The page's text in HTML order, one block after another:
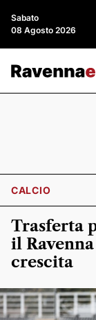
Sabato
08 Agosto 2026
CALCIO
Trasferta
il
crescita